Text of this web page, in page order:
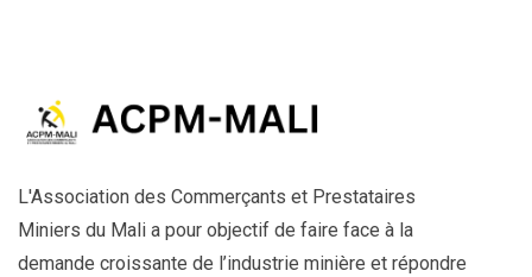
L'Association des Commerçants et Prestataires
Miniers du Mali a pour objectif de faire face à la
demande croissante de l’industrie minière et répondre